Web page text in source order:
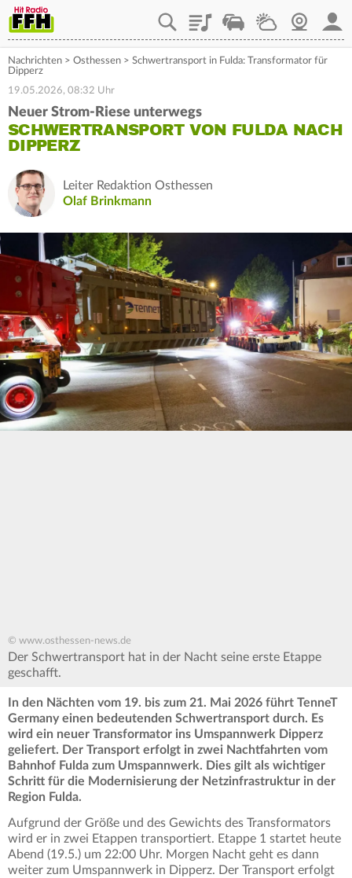
PlaylistStaupilotWetterWebcam
Nachrichten > Osthessen > Schwertransport in Fulda: Transformator für
Dipperz
19.05.2026, 08:32 Uhr
Neuer Strom-Riese unterwegs
SCHWERTRANSPORT VON FULDA NACH
DIPPERZ
Leiter Redaktion Osthessen
Olaf Brinkmann
© www.osthessen-news.de
Der Schwertransport hat in der Nacht seine erste Etappe
geschafft.
In den Nächten vom 19. bis zum 21. Mai 2026 führt TenneT
Germany einen bedeutenden Schwertransport durch. Es
wird ein neuer Transformator ins Umspannwerk Dipperz
geliefert. Der Transport erfolgt in zwei Nachtfahrten vom
Bahnhof Fulda zum Umspannwerk. Dies gilt als wichtiger
Schritt für die Modernisierung der Netzinfrastruktur in der
Region Fulda.
Aufgrund der Größe und des Gewichts des Transformators
wird er in zwei Etappen transportiert. Etappe 1 startet heute
Abend (19.5.) um 22:00 Uhr. Morgen Nacht geht es dann
weiter zum Umspannwerk in Dipperz. Der Transport erfolgt